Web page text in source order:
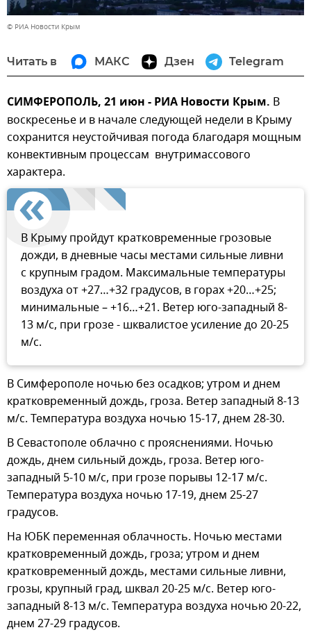
© РИА Новости Крым
Читать в МАКС Дзен Telegram
СИМФЕРОПОЛЬ, 21 июн - РИА Новости Крым. В
воскресенье и в начале следующей недели в Крыму
сохранится неустойчивая погода благодаря мощным
конвективным процессам внутримассового
характера.
В Крыму пройдут кратковременные грозовые
дожди, в дневные часы местами сильные ливни
с крупным градом. Максимальные температуры
воздуха от +27…+32 градусов, в горах +20…+25;
минимальные – +16…+21. Ветер юго-западный 8-
13 м/с, при грозе - шквалистое усиление до 20-25
м/с.
В Симферополе ночью без осадков; утром и днем
кратковременный дождь, гроза. Ветер западный 8-13
м/с. Температура воздуха ночью 15-17, днем 28-30.
В Севастополе облачно с прояснениями. Ночью
дождь, днем сильный дождь, гроза. Ветер юго-
западный 5-10 м/с, при грозе порывы 12-17 м/с.
Температура воздуха ночью 17-19, днем 25-27
градусов.
На ЮБК переменная облачность. Ночью местами
кратковременный дождь, гроза; утром и днем
кратковременный дождь, местами сильные ливни,
грозы, крупный град, шквал 20-25 м/с. Ветер юго-
западный 8-13 м/с. Температура воздуха ночью 20-22,
днем 27-29 градусов.